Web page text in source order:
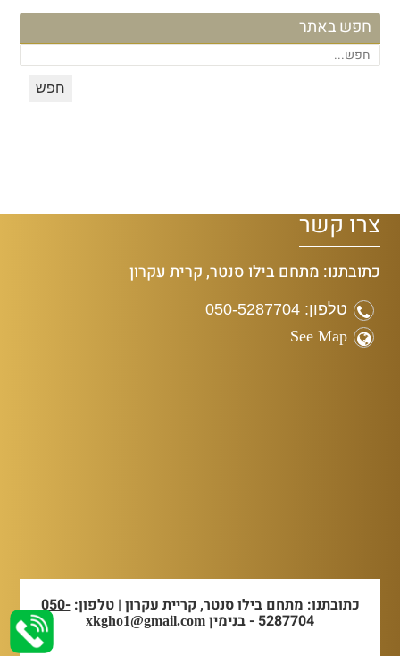
חפש באתר
צרו קשר
כתובתנו: מתחם בילו סנטר, קרית עקרון
טלפון: 050-5287704
See Map
כתובתנו: מתחם בילו סנטר, קריית עקרון | טלפון:050-
5287704- בנימין xkgho1@gmail.com